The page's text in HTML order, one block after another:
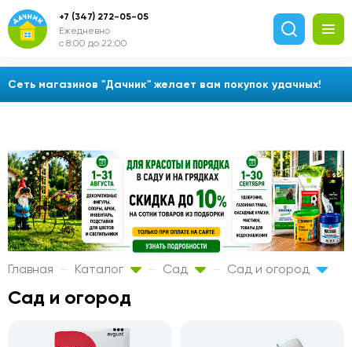
Сеть магазинов "Дачник" желает вам покупок удачных!
+7 (347) 272-05-05
Ежедневно
с 8:00 до 22:00
Главная Каталог Сад Сад и огород
Сад и огород